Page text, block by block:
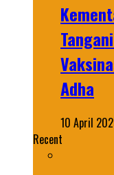
Adha
10 April
Recent